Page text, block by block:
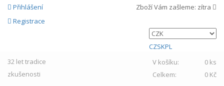
Přihlášení
Registrace
Zboží Vám zašleme: zítra
CZSKPL
32 lettradice
zkušenosti
V košíku:
0 ks
Celkem:
0 Kč